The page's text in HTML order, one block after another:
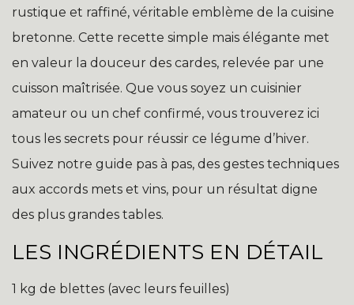
rustique et raffiné, véritable emblème de la cuisine
bretonne. Cette recette simple mais élégante met
en valeur la douceur des cardes, relevée par une
cuisson maîtrisée. Que vous soyez un cuisinier
amateur ou un chef confirmé, vous trouverez ici
tous les secrets pour réussir ce légume d’hiver.
Suivez notre guide pas à pas, des gestes techniques
aux accords mets et vins, pour un résultat digne
des plus grandes tables.
LES INGRÉDIENTS EN DÉTAIL
1 kg de blettes (avec leurs feuilles)